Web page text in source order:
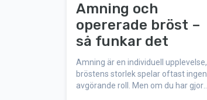
Amning och
opererade bröst –
så funkar det
Amning är en individuell upplevelse,
bröstens storlek spelar oftast ingen
avgörande roll. Men om du har gjort